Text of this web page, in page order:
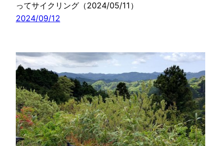
ってサイクリング（2024/05/11）
2024/09/12